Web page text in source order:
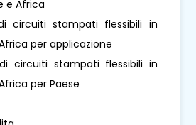
e Africa
circuiti stampati flessibili in
per applicazione
circuiti stampati flessibili in
per Paese